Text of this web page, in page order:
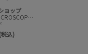
ョップ
PARKRANGER MICROSCOPE(コンパクト顕微鏡)
込)